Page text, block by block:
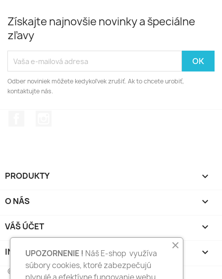
Získajte najnovšie novinky a špeciálne
zľavy
Odber noviniek môžete kedykoľvek zrušiť. Ak to chcete urobiť,
kontaktujte nás.
PRODUKTY 
O NÁS 
VÁŠ ÚČET 
INFORMÁCIE O E-SHOPE keyboard_arrow_down
© 2026 - FotkyNaTorty.sk
UPOZORNENIE ! Náš E-shop využíva
súbory cookies, ktoré zabezpečujú